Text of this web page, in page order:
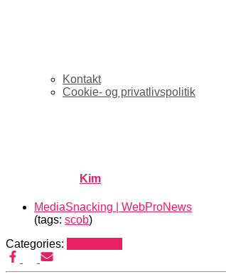
Kontakt
Cookie- og privatlivspolitik
Kim
MediaSnacking | WebProNews
(tags: scob)
Categories: